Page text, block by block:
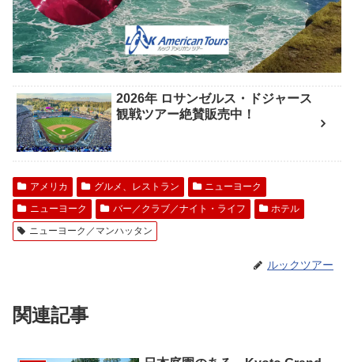
2026年 ロサンゼルス・ドジャース
観戦ツアー絶賛販売中！
アメリカ グルメ、レストラン
ニューヨーク
ニューヨーク
バー／クラブ／ナイト・ライフ
ホテル
ニューヨーク／マンハッタン
ルックツアー
関連記事